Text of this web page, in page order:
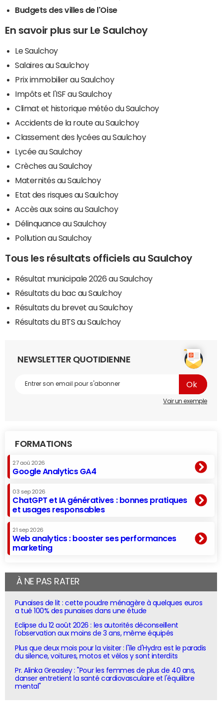
Budgets des villes de l'Oise
En savoir plus sur Le Saulchoy
Le Saulchoy
Salaires au Saulchoy
Prix immobilier au Saulchoy
Impôts et l'ISF au Saulchoy
Climat et historique météo du Saulchoy
Accidents de la route au Saulchoy
Classement des lycées au Saulchoy
Lycée au Saulchoy
Crèches au Saulchoy
Maternités au Saulchoy
Etat des risques au Saulchoy
Accès aux soins au Saulchoy
Délinquance au Saulchoy
Pollution au Saulchoy
Tous les résultats officiels au Saulchoy
Résultat municipale 2026 au Saulchoy
Résultats du bac au Saulchoy
Résultats du brevet au Saulchoy
Résultats du BTS au Saulchoy
NEWSLETTER QUOTIDIENNE
Voir un exemple
FORMATIONS
27 aoû 2026
Google Analytics GA4
03 sep 2026
ChatGPT et IA génératives : bonnes pratiques
et usages responsables
21 sep 2026
Web analytics : booster ses performances
marketing
À NE PAS RATER
Punaises de lit : cette poudre ménagère à quelques euros
a tué 100% des punaises dans une étude
Eclipse du 12 août 2026 : les autorités déconseillent
l'observation aux moins de 3 ans, même équipés
Plus que deux mois pour la visiter : l'île d'Hydra est le paradis
du silence, voitures, motos et vélos y sont interdits
Pr. Alinka Greasley : "Pour les femmes de plus de 40 ans,
danser entretient la santé cardiovasculaire et l'équilibre
mental"